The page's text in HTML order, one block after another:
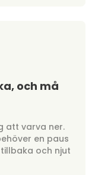
och må
att varva ner.
en paus
och njut